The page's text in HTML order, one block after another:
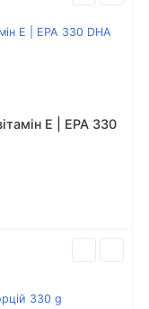
Е | EPA 330